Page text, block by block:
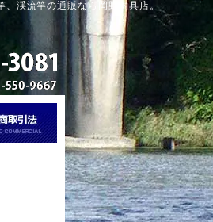
渓流竿の通販なら岡野釣具店。